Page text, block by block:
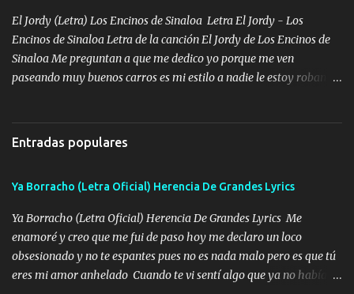
Peñasco Me fajó una Glock al cinto y de Louis Vuitton son mis
zapatos mi es...
El Jordy (Letra) Los Encinos de Sinaloa Letra El Jordy - Los
Encinos de Sinaloa Letra de la canción El Jordy de Los Encinos de
Sinaloa Me preguntan a que me dedico yo porque me ven
paseando muy buenos carros es mi estilo a nadie le estoy robando
miraban trabajando la escuela dejé el dinero estaba escaso Mi
familia que nunca les falte nada es la gran razón que a diario me
mi esposa no se ra'ja Música Me rodearon y la puerta me
tumbaron prisionero en caliente me llevaron me achacaba cargos
que estaban muy raros me gritaba a donde tienes el clavo Yo me
enfiesto me gusta vivir en grande más me cuido me gusta ser
responsable hay rateros envidiosos que no falten mi dios es grande
me cuida de las maldades Pa el equipo aquí le mando un abrazo
Entradas populares
Ya Borracho (Letra Oficial) Herencia De Grandes Lyrics
Ya Borracho (Letra Oficial) Herencia De Grandes Lyrics Me
enamoré y creo que me fui de paso hoy me declaro un loco
obsesionado y no te espantes pues no es nada malo pero es que tú
eres mi amor anhelado Cuando te vi sentí algo que ya no había